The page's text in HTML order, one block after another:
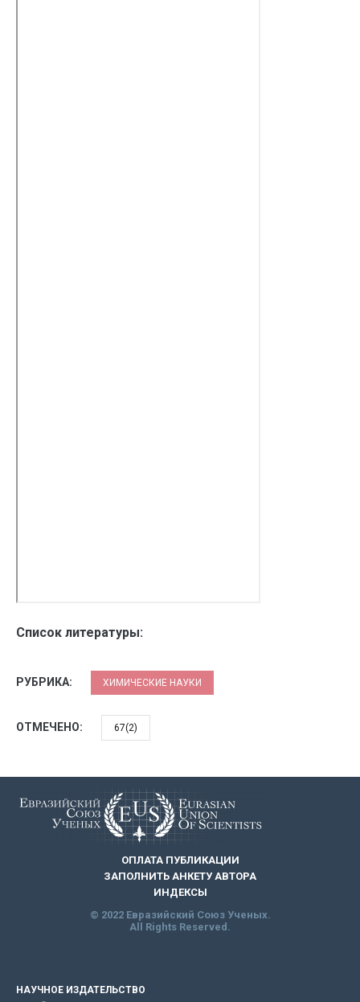
Список литературы:
РУБРИКА: ХИМИЧЕСКИЕ НАУКИ
ОТМЕЧЕНО: 67(2)
ОПЛАТА ПУБЛИКАЦИИ
ЗАПОЛНИТЬ АНКЕТУ АВТОРА
ИНДЕКСЫ
© 2022 Евразийский Союз Ученых.
All Rights Reserved.
НАУЧНОЕ ИЗДАТЕЛЬСТВО